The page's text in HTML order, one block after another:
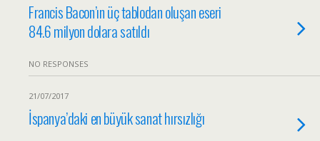
Francis Bacon’ın üç tablodan oluşan eseri
84.6 milyon dolara satıldı
NO RESPONSES
21/07/2017
İspanya’daki en büyük sanat hırsızlığı